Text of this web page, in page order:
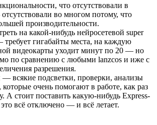
что отсутствовали в
во многом потому, что
производительности.
на какой-нибудь нейросетевой super
гигабайты места, на каждую
видеокарты уходит минут по 20 — но
по сравнению с любыми lanzcos и иже с
разрешения.
— всякие подсветки, проверки, анализы
очень помогают в работе, как раз
А стоит поставить какую-нибудь Express-
всё отключено — и всё летает.